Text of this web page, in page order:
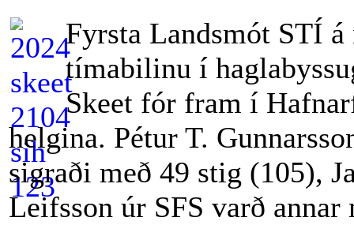
Fyrsta Landsmót STÍ
tímabilinu í
Skeet fór fram í
helgina. Pétur T.
sigraði með 49 stig (105),
Leifsson úr SFS varð annar